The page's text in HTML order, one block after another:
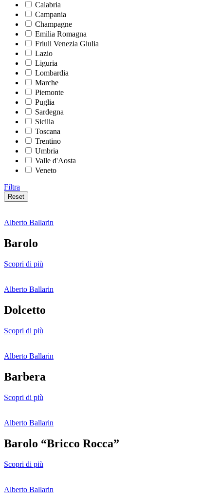
Calabria
Campania
Champagne
Emilia Romagna
Friuli Venezia Giulia
Lazio
Liguria
Lombardia
Marche
Piemonte
Puglia
Sardegna
Sicilia
Toscana
Trentino
Umbria
Valle d'Aosta
Veneto
Filtra
Reset
Alberto Ballarin
Barolo
Scopri di più
Alberto Ballarin
Dolcetto
Scopri di più
Alberto Ballarin
Barbera
Scopri di più
Alberto Ballarin
Barolo “Bricco Rocca”
Scopri di più
Alberto Ballarin